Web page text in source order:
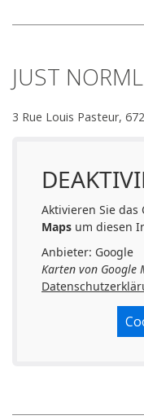
JUST
3 Rue Louis Pasteur,
Aktivieren Sie das
Maps um diesen
Anbieter: Google
Karten von Google